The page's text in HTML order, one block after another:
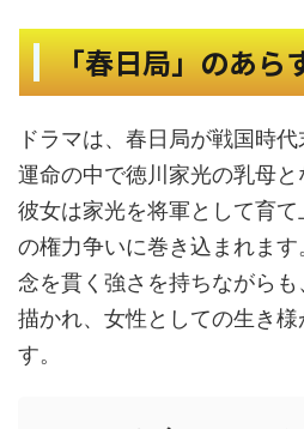
「春日局」のあら
ドラマは、春日局が戦国時
運命の中で徳川家光の乳母と
彼女は家光を将軍として育
の権力争いに巻き込まれま
念を貫く強さを持ちながら
描かれ、女性としての生き様
す。